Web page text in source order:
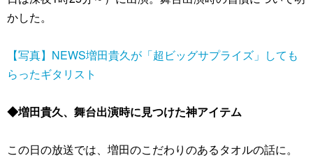
かした。
【写真】NEWS増田貴久が「超ビッグサプライズ」しても
らったギタリスト
◆増田貴久、舞台出演時に見つけた神アイテム
この日の放送では、増田のこだわりのあるタオルの話に。